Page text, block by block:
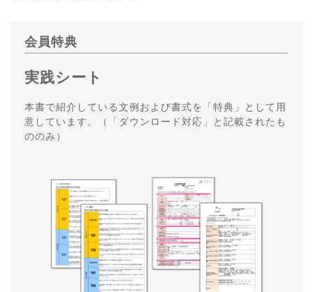
会員特典
実践シート
本書で紹介している文例および書式を「特典」として用
意しています。（「ダウンロード対応」と記載されたも
ののみ）